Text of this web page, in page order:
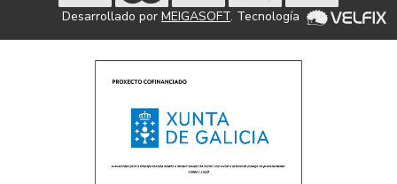
Desarrollado por MEIGASOFT. Tecnología